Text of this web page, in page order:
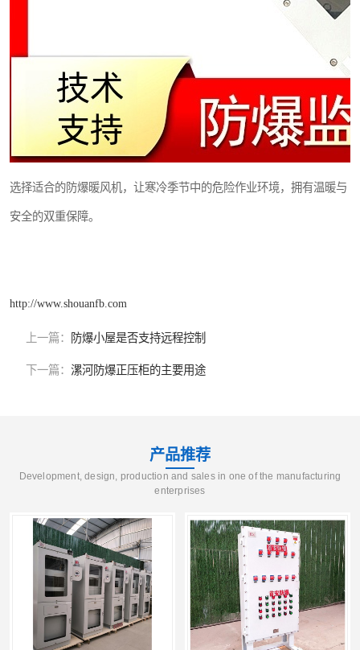
选择适合的防爆暖风机，让寒冷季节中的危险作业环境，拥有温暖与
安全的双重保障。
http://www.shouanfb.com
上一篇： 防爆小屋是否支持远程控制
下一篇： 漯河防爆正压柜的主要用途
产品推荐
Development, design, production and sales in one of the manufacturing
enterprises